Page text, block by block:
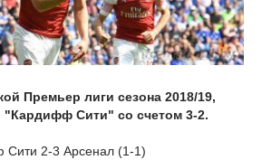
Премьер лиги сезона 2018/19,
Сити" со счетом 3-2.
Сити 2-3 Арсенал (1-1)